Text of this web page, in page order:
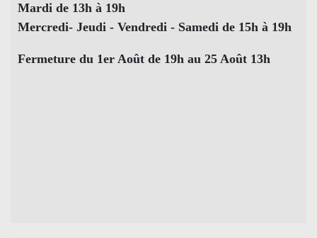
Mardi de 13h à 19h
Mercredi- Jeudi - Vendredi - Samedi de 15h à 19h
Fermeture du 1er Août de 19h au 25 Août 13h